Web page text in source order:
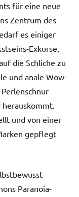
für eine neue
Zentrum des
es einiger
Exkurse,
die Schliche zu
und anale Wow-
herauskommt.
und von einer
gepflegt
Paranoia-